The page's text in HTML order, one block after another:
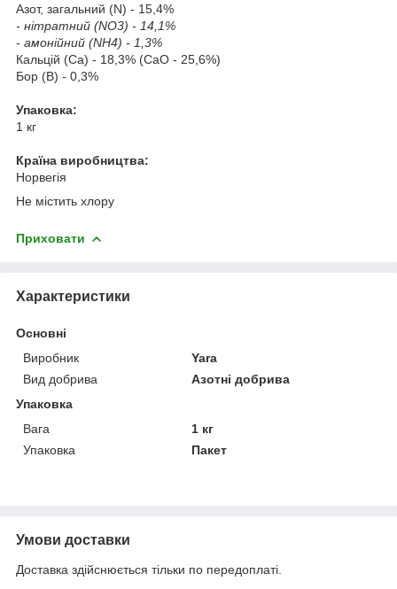
Азот, загальний (N) - 15,4%
- нітратний (NO3) - 14,1%
- амонійний (NH4) - 1,3%
Кальцiй (Ca) - 18,3% (CaO - 25,6%)
Бор (B) - 0,3%
Упаковка:
1 кг
Країна виробництва:
Норвегія
Не містить хлору
Приховати
Характеристики
Основні
Виробник
Yara
Вид добрива
Азотні добрива
Упаковка
Вага
1 кг
Упаковка
Пакет
Умови доставки
Доставка здійснюється тільки по передоплаті.